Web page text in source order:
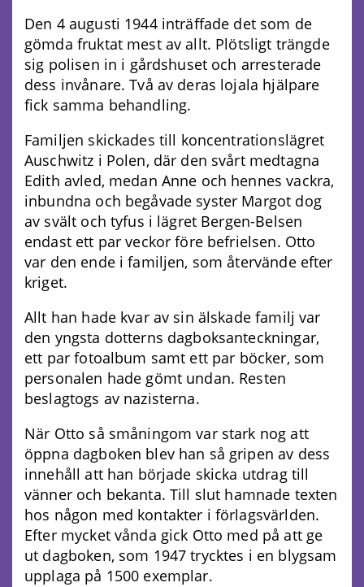
Den 4 augusti 1944 inträffade det som de
gömda fruktat mest av allt. Plötsligt trängde
sig polisen in i gårdshuset och arresterade
dess invånare. Två av deras lojala hjälpare
fick samma behandling.
Familjen skickades till koncentrationslägret
Auschwitz i Polen, där den svårt medtagna
Edith avled, medan Anne och hennes vackra,
inbundna och begåvade syster Margot dog
av svält och tyfus i lägret Bergen-Belsen
endast ett par veckor före befrielsen. Otto
var den ende i familjen, som återvände efter
kriget.
Allt han hade kvar av sin älskade familj var
den yngsta dotterns dagboksanteckningar,
ett par fotoalbum samt ett par böcker, som
personalen hade gömt undan. Resten
beslagtogs av nazisterna.
När Otto så småningom var stark nog att
öppna dagboken blev han så gripen av dess
innehåll att han började skicka utdrag till
vänner och bekanta. Till slut hamnade texten
hos någon med kontakter i förlagsvärlden.
Efter mycket vånda gick Otto med på att ge
ut dagboken, som 1947 trycktes i en blygsam
upplaga på 1500 exemplar.